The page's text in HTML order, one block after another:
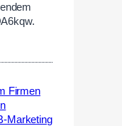
Firmen
Marketing